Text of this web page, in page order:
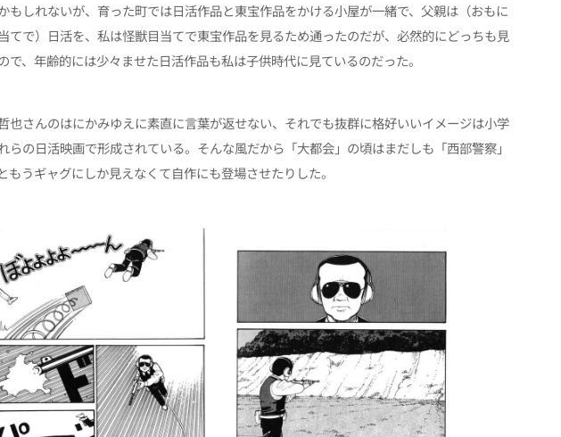
もしれないが、育った町では日活作品と東宝作品をかける小屋が一緒で、父親は（おもに
てで）日活を、私は怪獣目当てで東宝作品を見るため通ったのだが、必然的にどっちも見
で、年齢的には少々ませた日活作品も私は子供時代に見ているのだった。
也さんのはにかみゆえに素直に言葉が返せない、それでも抜群に格好いいイメージは小学
らの日活映画で形成されている。そんな風だから「大都会」の頃はまだしも「西部警察」
もうギャグにしか見えなくて自作にも登場させたりした。